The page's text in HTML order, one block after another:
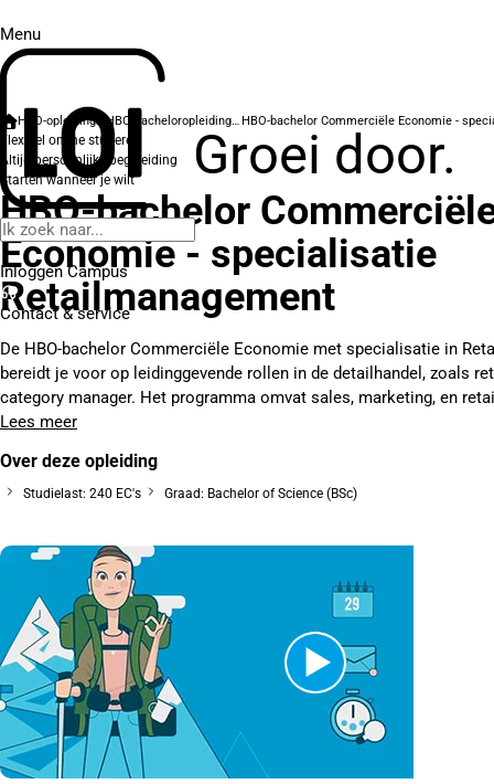
Menu
Groei door.
Inloggen Campus
Contact& service
HBO-opleidingen HBO-bacheloropleidingen
Flexibel online studeren
Altijd persoonlijke begeleiding
Starten wanneer je wilt
HBO-bachelor
Economie - specialisatie
Retailmanagement
De HBO-bachelor Commerciële Economie met specialisatie in
bereidt je voor op leidinggevende rollen in de detailhandel, zoals
category manager. Het programma omvat sales, marketing, en
Lees meer
Over deze opleiding
Studielast: 240 EC's Graad: Bachelor of Science (BSc)